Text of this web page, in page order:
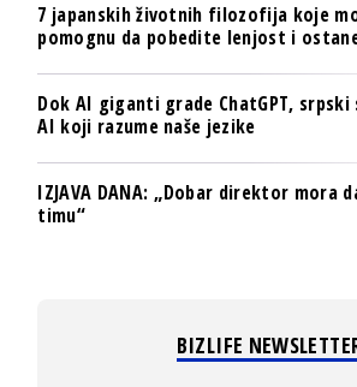
7 japanskih životnih filozofija koje
pomognu da pobedite lenjost i
Dok AI giganti grade ChatGPT,
AI koji razume naše jezike
IZJAVA DANA: „Dobar direktor mora
timu“
BIZLIFE